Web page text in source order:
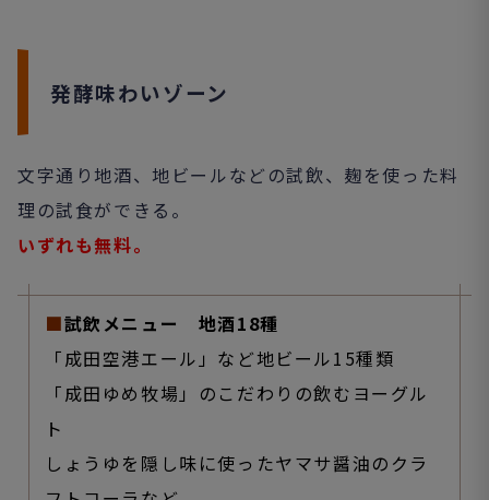
発酵味わいゾーン
文字通り地酒、地ビールなどの試飲、麹を使った料
理の試食ができる。
いずれも無料。
■試飲メニュー
地酒18種
「成田空港エール」など地ビール15種類
「成田ゆめ牧場」のこだわりの飲むヨーグル
ト
しょうゆを隠し味に使ったヤマサ醤油のクラ